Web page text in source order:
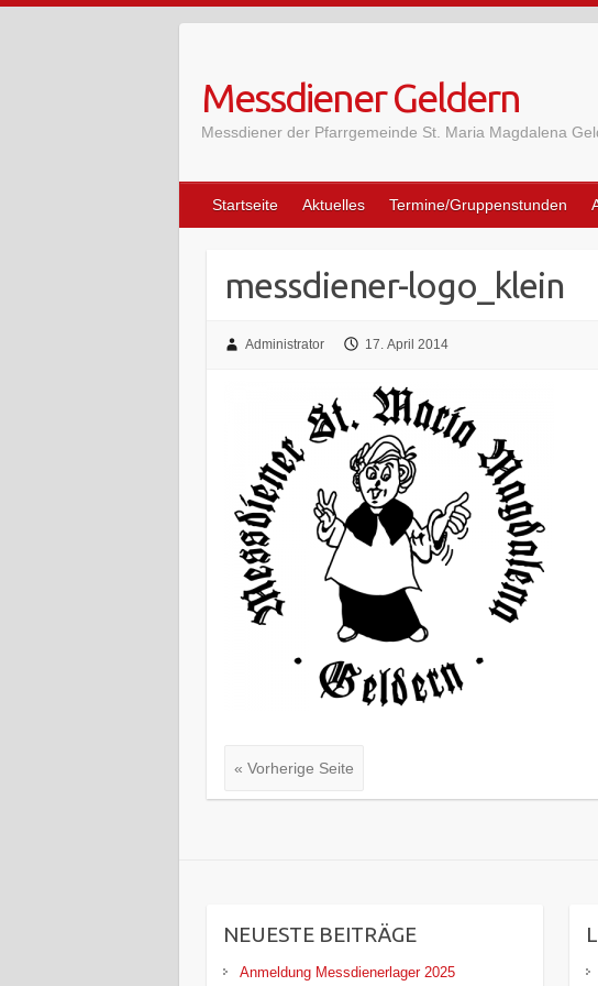
Messdiener Geldern
Messdiener der Pfarrgemeinde St. Maria Magdalena
Startseite Aktuelles Termine/Gruppenstunden
messdiener-logo_klein
Administrator 17. April 2014
« Vorherige Seite
NEUESTE BEITRÄGE
Anmeldung Messdienerlager 2025